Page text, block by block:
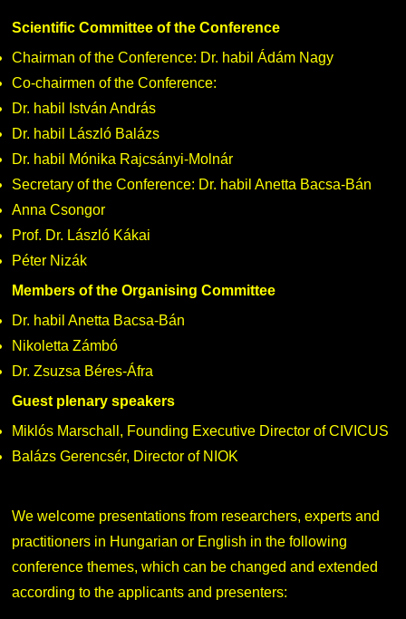
Scientific Committee of the Conference
Chairman of the Conference: Dr. habil Ádám Nagy
Co-chairmen of the Conference:
Dr. habil István András
Dr. habil László Balázs
Dr. habil Mónika Rajcsányi-Molnár
Secretary of the Conference: Dr. habil Anetta Bacsa-Bán
Anna Csongor
Prof. Dr. László Kákai
Péter Nizák
Members of the Organising Committee
Dr. habil Anetta Bacsa-Bán
Nikoletta Zámbó
Dr. Zsuzsa Béres-Áfra
Guest plenary speakers
Miklós Marschall, Founding Executive Director of CIVICUS
Balázs Gerencsér, Director of NIOK
We welcome presentations from researchers, experts and
practitioners in Hungarian or English in the following
conference themes, which can be changed and extended
according to the applicants and presenters: